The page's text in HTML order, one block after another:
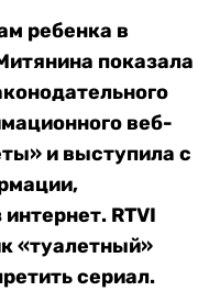
ребенка в
показала
веб-
и выступила с
RTVI
«туалетный»
сериал.